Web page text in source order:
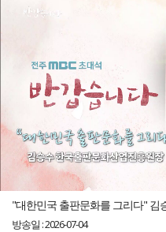
"대한민국 출판문화를 그리다"
방송일 : 2026-07-04